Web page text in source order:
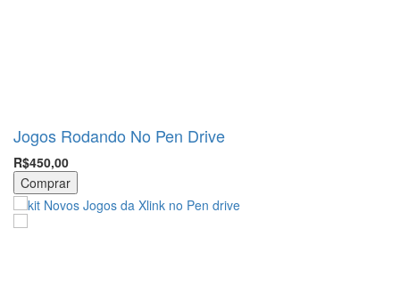
Jogos Rodando No Pen Drive
R$450,00
Comprar